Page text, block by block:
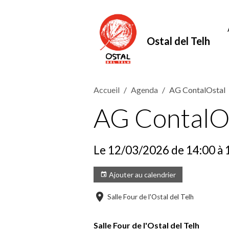
Ostal del Telh
Accueil Agenda AG ContalOstal
AG
Le 12/03/2026 de 14:00à
Ajouter au calendrier
Salle Four de l'Ostal del Telh
Salle Four de l'Ostal del Telh